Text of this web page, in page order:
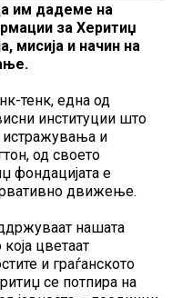
им дадеме на
за Херитиџ
мисија и начин на
тенк, една од
институции што
истражувања и
од своето
фондацијата е
движење.
нашата
цветаат
и граѓанското
се потпира на